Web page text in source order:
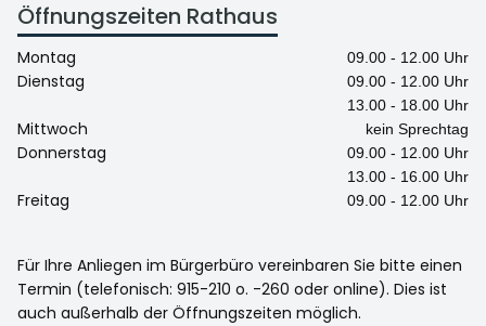
Öffnungszeiten Rathaus
Montag 09.00 - 12.00 Uhr
Dienstag
09.00 - 12.00 Uhr
13.00 - 18.00 Uhr
Mittwoch kein Sprechtag
Donnerstag
09.00 - 12.00 Uhr
13.00 - 16.00 Uhr
Freitag 09.00 - 12.00 Uhr
Für Ihre Anliegen im Bürgerbüro vereinbaren Sie bitte einen
Termin (telefonisch: 915-210 o. -260 oder online). Dies ist
auch außerhalb der Öffnungszeiten möglich.